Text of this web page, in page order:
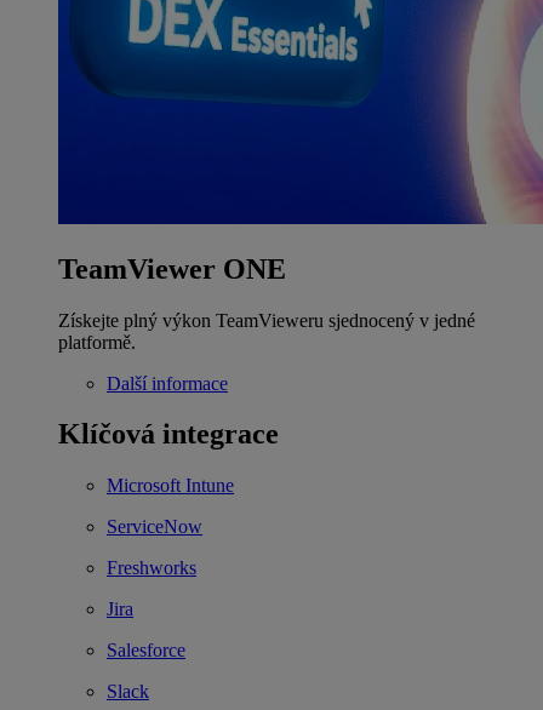
TeamViewer ONE
Získejte plný výkon TeamVieweru sjednocený v jedné
platformě.
Další informace
Klíčová integrace
Microsoft Intune
ServiceNow
Freshworks
Jira
Salesforce
Slack